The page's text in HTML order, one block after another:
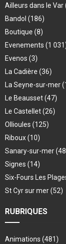
Ailleurs dans le Var
Bandol (186)
Boutique (8)
Evenements (1
Evenos (3)
La Cadière (36)
La Seyne-sur-mer
Le Beausset(47)
Le Castellet(26)
Ollioules (125)
Riboux(10)
Sanary-sur-mer
Signes (14)
Six-Fours Les
St Cyr sur mer(52)
RUBRIQUES
Animations (481)